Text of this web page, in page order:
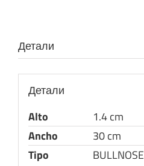
Детали
Детали
Alto
1.4 cm
Ancho
30 cm
Tipo
BULLNOSE